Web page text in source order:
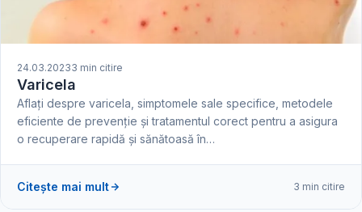
24.03.20233 min citire
Varicela
Aflați despre varicela, simptomele sale specifice, metodele
eficiente de prevenție și tratamentul corect pentru a asigura
o recuperare rapidă și sănătoasă în…
Citește mai mult 3 min citire